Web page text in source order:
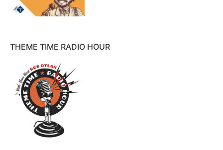
THEME TIME RADIO HOUR